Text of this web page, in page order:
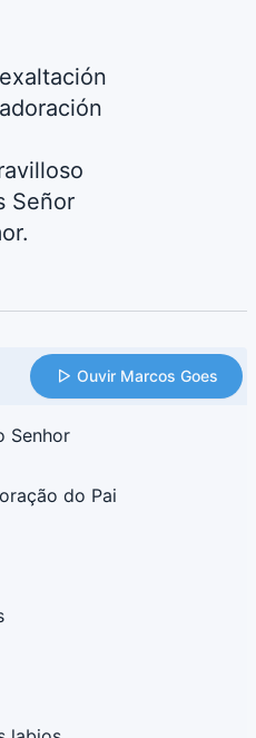
Señor
Ouvir Marcos Goes
Senhor
do Pai